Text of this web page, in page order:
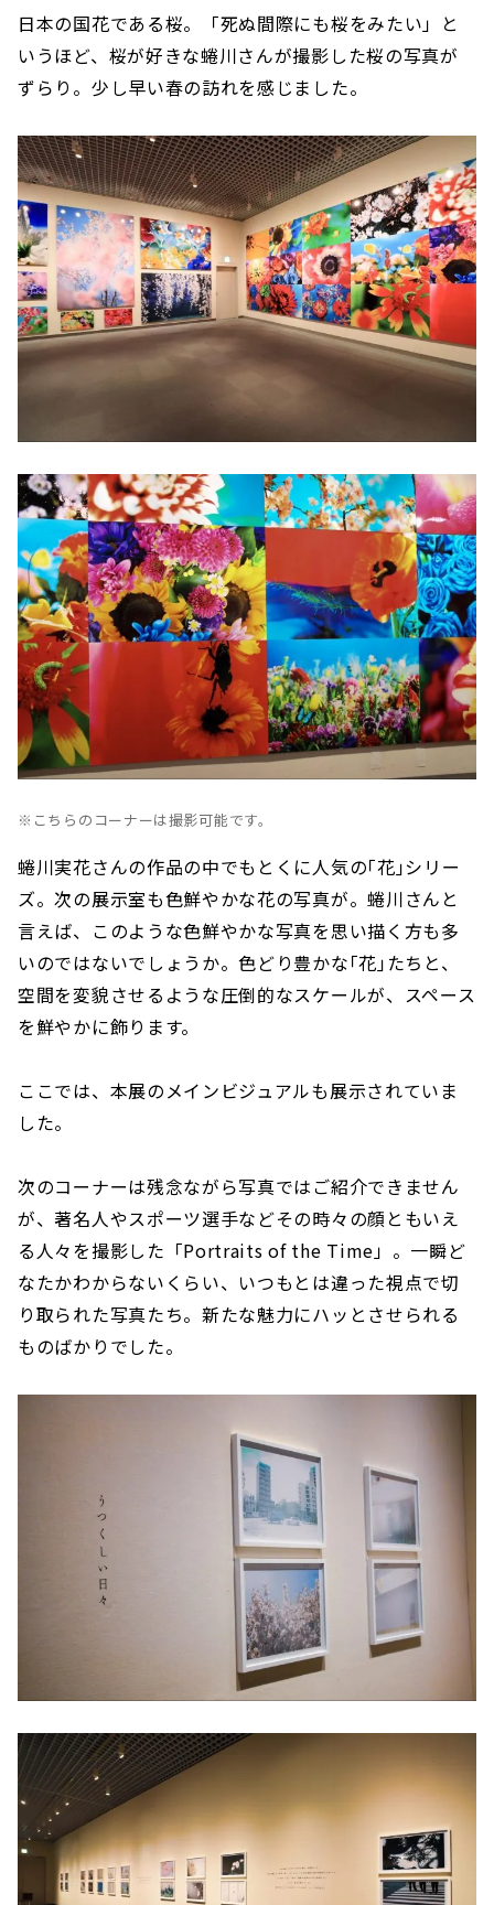
日本の国花である桜。「死ぬ間際にも桜をみたい」と
いうほど、桜が好きな蜷川さんが撮影した桜の写真が
ずらり。少し早い春の訪れを感じました。
※こちらのコーナーは撮影可能です。
蜷川実花さんの作品の中でもとくに人気の｢花｣シリー
ズ。次の展示室も色鮮やかな花の写真が。蜷川さんと
言えば、このような色鮮やかな写真を思い描く方も多
いのではないでしょうか。色どり豊かな｢花｣たちと、
空間を変貌させるような圧倒的なスケールが、スペース
を鮮やかに飾ります。
ここでは、本展のメインビジュアルも展示されていま
した。
次のコーナーは残念ながら写真ではご紹介できません
が、著名人やスポーツ選手などその時々の顔ともいえ
る人々を撮影した「Portraits of the Time」。一瞬ど
なたかわからないくらい、いつもとは違った視点で切
り取られた写真たち。新たな魅力にハッとさせられる
ものばかりでした。